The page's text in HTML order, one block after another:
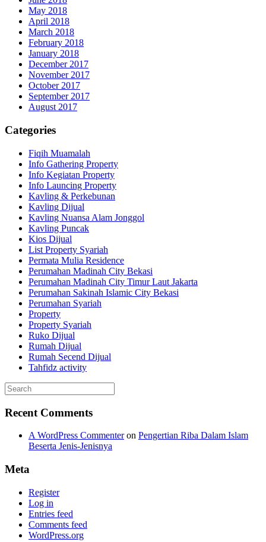
May 2018
April 2018
March 2018
February 2018
January 2018
December 2017
November 2017
October 2017
September 2017
August 2017
Categories
Fiqih Muamalah
Info Gathering Property
Info Kegiatan Property
Info Launcing Property
Kavling & Perkebunan
Kavling Dijual
Kavling Nuansa Alam Jonggol
Kavling Puncak
Kios Dijual
List Property Syariah
Permata Mulia Residence
Perumahan Madinah City Bekasi
Perumahan Madinah City Timur Laut Jakarta
Perumahan Sakinah Islamic City Bekasi
Perumahan Syariah
Property
Property Syariah
Ruko Dijual
Rumah Dijual
Rumah Secend Dijual
Tahfidz activity
Recent Comments
A WordPress Commenteron Pengertian Riba Dalam Islam
Beserta Jenis-Jenisnya
Meta
Register
Log in
Entries feed
Comments feed
WordPress.org